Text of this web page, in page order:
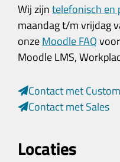
Wij zijntelefonisch en
maandag t/m vrijdag
onzeMoodle FAQ
Moodle LMS,
Contact met
Contact met Sales
Locaties